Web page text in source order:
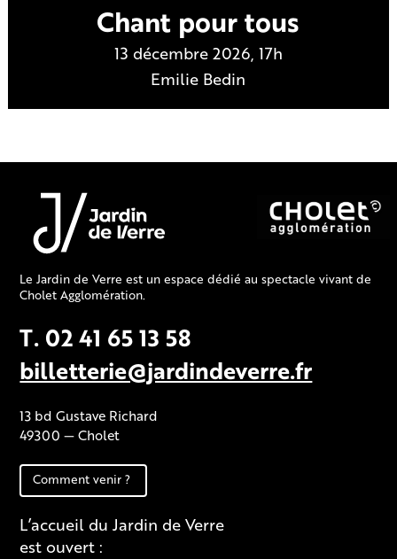
Chant pour tous
13 décembre 2026, 17h
Emilie Bedin
Le Jardin de Verre est un espace dédié au spectacle vivant de
Cholet Agglomération.
T. 02 41 65 13 58
billetterie@jardindeverre.fr
13 bd Gustave Richard
49300 — Cholet
Comment venir ?
L’accueil du Jardin de Verre
est ouvert :